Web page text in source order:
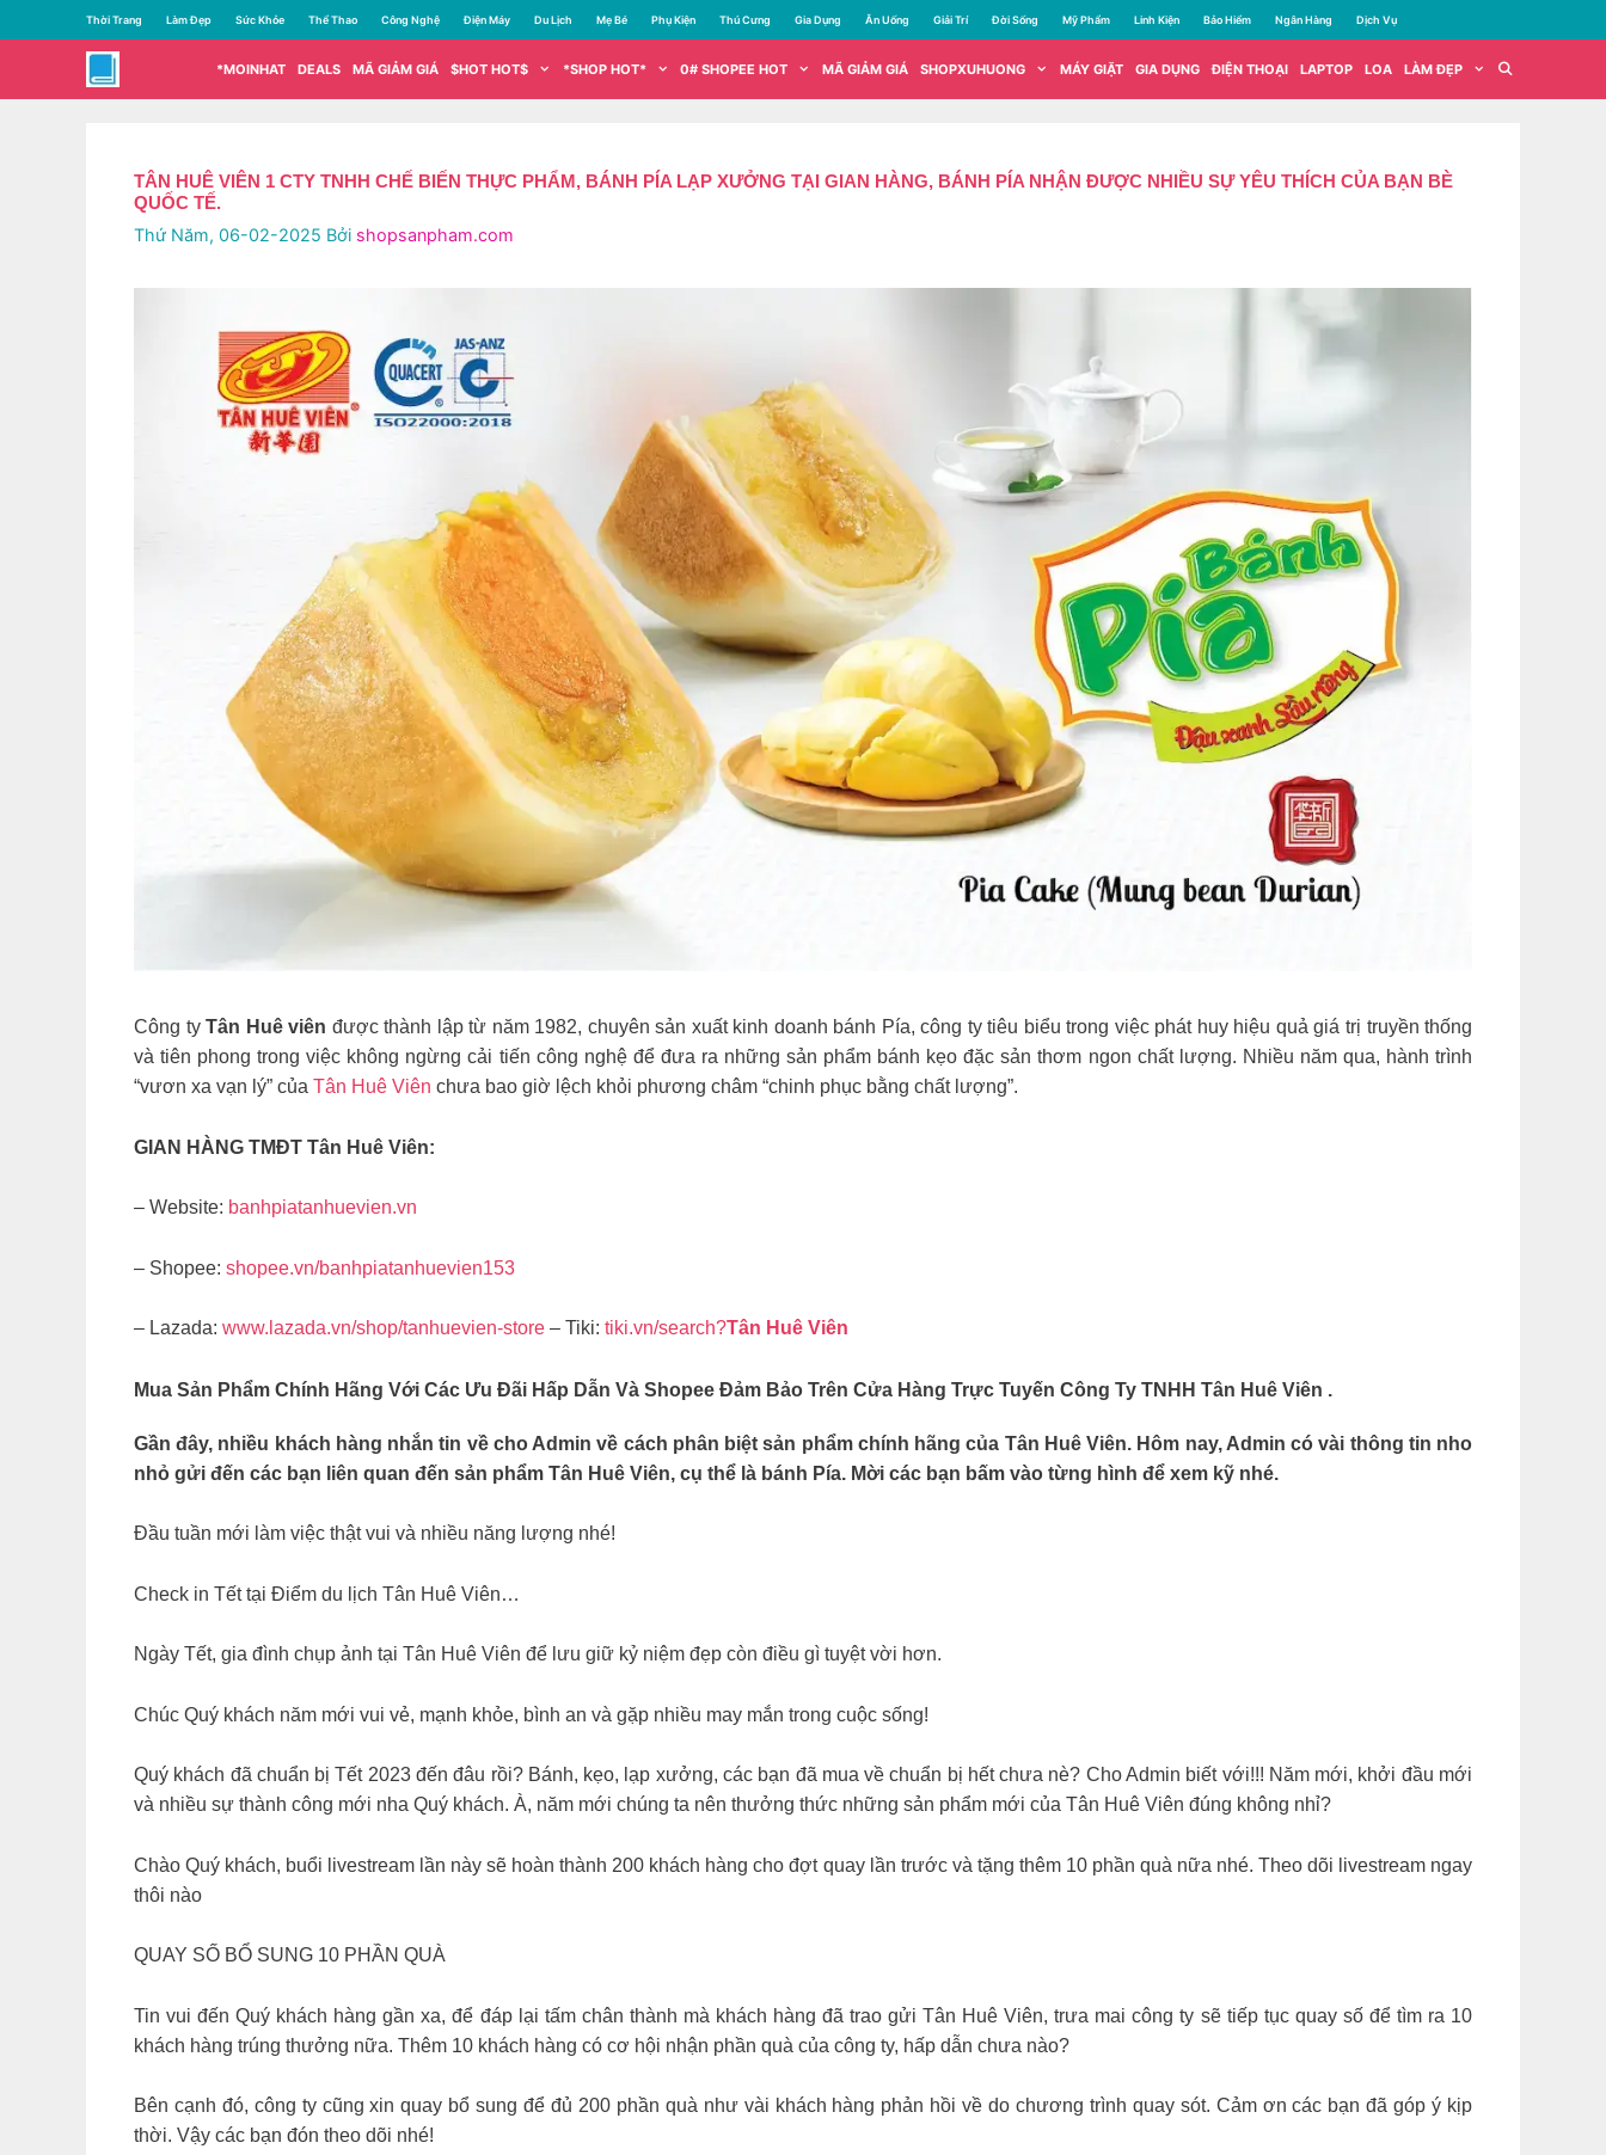
đến
dung
Thời Trang Làm Đẹp Sức Khỏe Thể Thao Công Nghệ Điện Máy Du Lịch Mẹ Bé Phụ Kiện Thú Cưng Gia Dụng Ăn Uống Giải Trí Đời Sống Mỹ Phẩm Linh Kiện Bảo Hiểm Ngân Hàng Dịch Vụ
*MOINHAT DEALS MÃ GIẢM GIÁ $HOT HOT$ *SHOP HOT* 0# SHOPEE HOT MÃ GIẢM GIÁ SHOPXUHUONG MÁY GIẶT GIA DỤNG ĐIỆN THOẠI LAPTOP LOA LÀM ĐẸP
TÂN HUÊ VIÊN 1 CTY TNHH CHẾ BIẾN THỰC PHẨM, BÁNH PÍA LẠP XƯỞNG TẠI GIAN HÀNG, BÁNH PÍA NHẬN ĐƯỢC NHIỀU SỰ YÊU THÍCH CỦA BẠN BÈ
QUỐC TẾ.
Thứ Năm, 06-02-2025 Bởi shopsanpham.com
Công tyTân Huê viên được thành lập từ năm 1982, chuyên sản xuất kinh doanh bánh Pía, công ty tiêu biểu trong việc phát huy hiệu quả giá trị truyền thống
và tiên phong trong việc không ngừng cải tiến công nghệ để đưa ra những sản phẩm bánh kẹo đặc sản thơm ngon chất lượng. Nhiều năm qua, hành trình
“vươn xa vạn lý” của Tân Huê Viên chưa bao giờ lệch khỏi phương châm “chinh phục bằng chất lượng”.
GIAN HÀNG TMĐT Tân Huê Viên:
– Website: banhpiatanhuevien.vn
– Shopee: shopee.vn/banhpiatanhuevien153
– Lazada: www.lazada.vn/shop/tanhuevien-store – Tiki: tiki.vn/search?Tân Huê Viên
Mua Sản Phẩm Chính Hãng Với Các Ưu Đãi Hấp Dẫn Và Shopee Đảm Bảo Trên Cửa Hàng Trực Tuyến Công Ty TNHH Tân Huê Viên .
Gần đây, nhiều khách hàng nhắn tin về cho Admin về cách phân biệt sản phẩm chính hãng của Tân Huê Viên. Hôm nay, Admin có vài thông tin nho
nhỏ gửi đến các bạn liên quan đến sản phẩm Tân Huê Viên, cụ thể là bánh Pía. Mời các bạn bấm vào từng hình để xem kỹ nhé.
Đầu tuần mới làm việc thật vui và nhiều năng lượng nhé!
Check in Tết tại Điểm du lịch Tân Huê Viên…
Ngày Tết, gia đình chụp ảnh tại Tân Huê Viên để lưu giữ kỷ niệm đẹp còn điều gì tuyệt vời hơn.
Chúc Quý khách năm mới vui vẻ, mạnh khỏe, bình an và gặp nhiều may mắn trong cuộc sống!
Quý khách đã chuẩn bị Tết 2023 đến đâu rồi? Bánh, kẹo, lạp xưởng, các bạn đã mua về chuẩn bị hết chưa nè? Cho Admin biết với!!! Năm mới, khởi đầu mới
và nhiều sự thành công mới nha Quý khách. À, năm mới chúng ta nên thưởng thức những sản phẩm mới của Tân Huê Viên đúng không nhỉ?
Chào Quý khách, buổi livestream lần này sẽ hoàn thành 200 khách hàng cho đợt quay lần trước và tặng thêm 10 phần quà nữa nhé. Theo dõi livestream ngay
thôi nào
QUAY SỐ BỔ SUNG 10 PHẦN QUÀ
Tin vui đến Quý khách hàng gần xa, để đáp lại tấm chân thành mà khách hàng đã trao gửi Tân Huê Viên, trưa mai công ty sẽ tiếp tục quay số để tìm ra 10
khách hàng trúng thưởng nữa. Thêm 10 khách hàng có cơ hội nhận phần quà của công ty, hấp dẫn chưa nào?
Bên cạnh đó, công ty cũng xin quay bổ sung để đủ 200 phần quà như vài khách hàng phản hồi về do chương trình quay sót. Cảm ơn các bạn đã góp ý kịp
thời. Vậy các bạn đón theo dõi nhé!